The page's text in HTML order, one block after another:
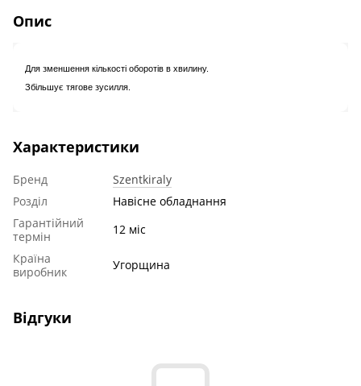
Опис
Для зменшення кількості оборотів в хвилину.
Збільшує тягове зусилля.
Характеристики
Бренд
Szentkiraly
Розділ
Навісне обладнання
Гарантійний
термін
12 міс
Країна
виробник
Угорщина
Відгуки